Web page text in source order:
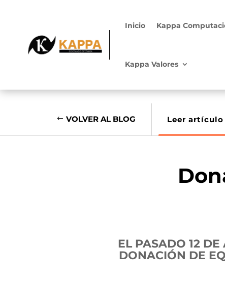
Inicio Kappa
Kappa Valores
VOLVER AL BLOG Leer artículo
EL PASADO 12
DONACIÓN DE